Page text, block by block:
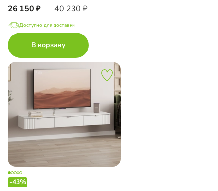
26 150 40 230
Доступно для доставки
В корзину
-43%